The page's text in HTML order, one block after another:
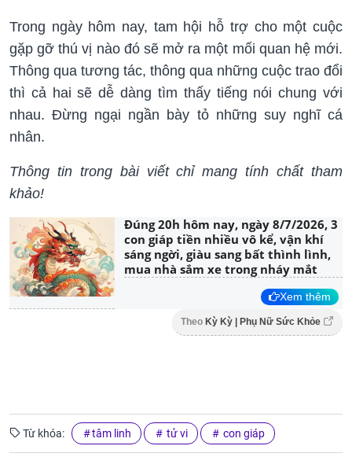
Trong ngày hôm nay, tam hội hỗ trợ cho một cuộc
gặp gỡ thú vị nào đó sẽ mở ra một mối quan hệ mới.
Thông qua tương tác, thông qua những cuộc trao đổi
thì cả hai sẽ dễ dàng tìm thấy tiếng nói chung với
nhau. Đừng ngại ngần bày tỏ những suy nghĩ cá
nhân.
Thông tin trong bài viết chỉ mang tính chất tham
khảo!
Đúng 20h hôm nay, ngày 8/7/2026, 3
con giáp tiền nhiều vô kể, vận khí
sáng ngời, giàu sang bất thình lình,
mua nhà sắm xe trong nháy mắt
Xem thêm
Theo Kỳ Kỳ | Phụ Nữ Sức Khỏe
Từ khóa: tâm linh tử vi con giáp